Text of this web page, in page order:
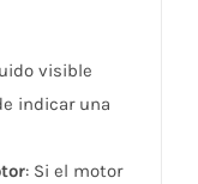
visible
indicar una
: Si el motor